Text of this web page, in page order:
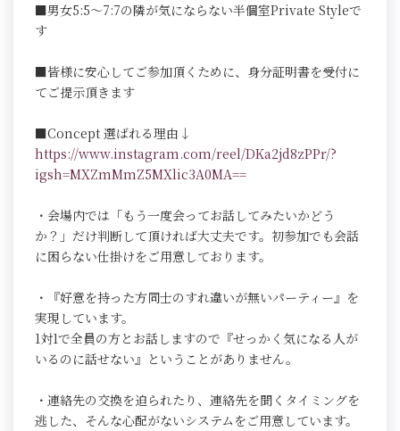
■男女5:5～7:7の隣が気にならない半個室Private Styleで
す
■皆様に安心してご参加頂くために、身分証明書を受付に
てご提示頂きます
■Concept 選ばれる理由↓
https://www.instagram.com/reel/DKa2jd8zPPr/?
igsh=MXZmMmZ5MXlic3A0MA==
・会場内では「もう一度会ってお話してみたいかどう
か？」だけ判断して頂ければ大丈夫です。初参加でも会話
に困らない仕掛けをご用意しております。
・『好意を持った方同士のすれ違いが無いパーティー』を
実現しています。
1対1で全員の方とお話しますので『せっかく気になる人が
いるのに話せない』ということがありません。
・連絡先の交換を迫られたり、連絡先を聞くタイミングを
逃した、そんな心配がないシステムをご用意しています。